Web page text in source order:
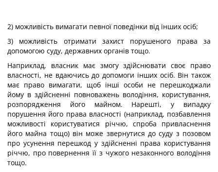
2) можливість вимагати певної поведінки від інших осіб;
3) можливість отримати захист порушеного права за
допомогою суду, державних органів тощо.
Наприклад, власник має змогу здійснювати своє право
власності, не вдаючись до допомоги інших осіб. Він також
має право вимагати, щоб інші особи не перешкоджали
йому в здійсненні повноважень володіння, користування,
розпорядження його майном. Нарешті, у випадку
порушення його права власності (наприклад, позбавлення
можливості користуватися річчю, спроба привласнення
його майна тощо) він може звернутися до суду з позовом
про усунення перешкод у здійсненні права користування
річчю, про повернення її з чужого незаконного володіння
тощо.